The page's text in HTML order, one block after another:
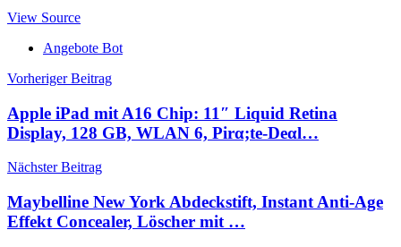
View Source
Angebote Bot
Beitragsnavigation
Vorheriger Beitrag
Apple iPad mit A16 Chip: 11″ Liquid Retina
Display, 128 GB, WLAN 6, Pirα;tе-Dеαl…
Nächster Beitrag
Maybelline New York Abdeckstift, Instant Anti-Age
Effekt Concealer, Löscher mit …